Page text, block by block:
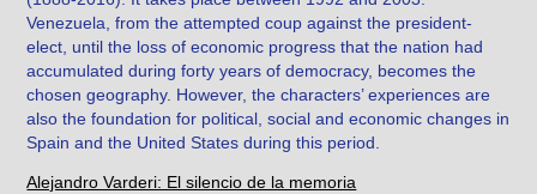
Venezuela, from the attempted coup against the president-
elect, until the loss of economic progress that the nation had
accumulated during forty years of democracy, becomes the
chosen geography. However, the characters’ experiences are
also the foundation for political, social and economic changes in
Spain and the United States during this period.
Alejandro Varderi: El silencio de la memoria